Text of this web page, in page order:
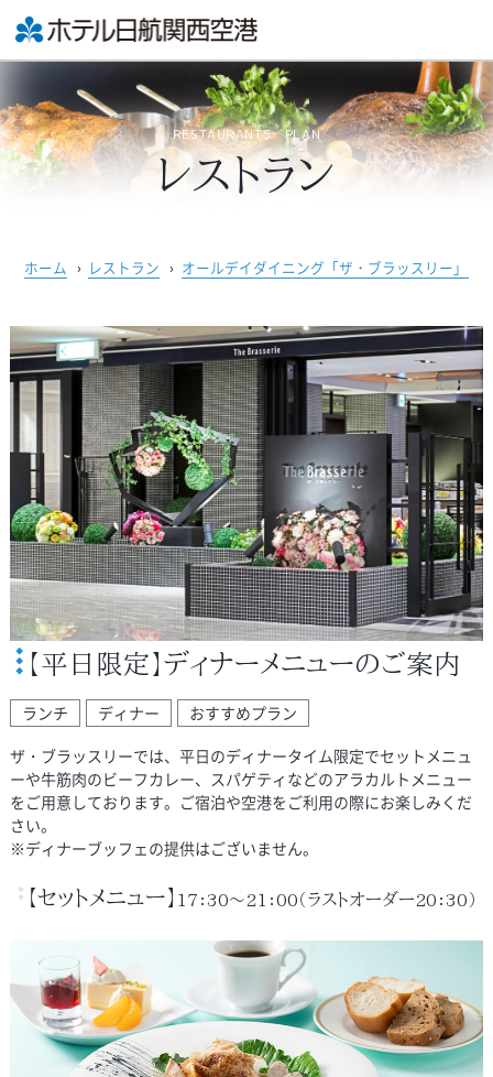
RESTAURANTS PLAN
レストラン
ホーム › レストラン › オールデイダイニング「ザ・ブラッスリー」
【平日限定】ディナーメニューのご案内
ランチ ディナー
おすすめプラン
ザ・ブラッスリーでは、平日のディナータイム限定でセットメニュ
ーや牛筋肉のビーフカレー、スパゲティなどのアラカルトメニュー
をご用意しております。ご宿泊や空港をご利用の際にお楽しみくだ
さい。
※ディナーブッフェの提供はございません。
【セットメニュー】 17：30～21：00（ラストオーダー20：30）